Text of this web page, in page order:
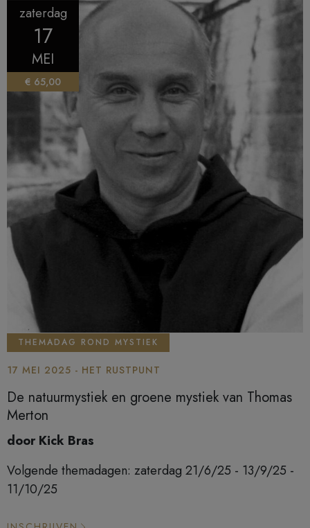
zaterdag
17
MEI
€ 65,00
THEMADAG ROND MYSTIEK
17 MEI 2025 - HET RUSTPUNT
De natuurmystiek en groene mystiek van Thomas
Merton
door Kick Bras
Volgende themadagen: zaterdag 21/6/25 - 13/9/25 -
11/10/25